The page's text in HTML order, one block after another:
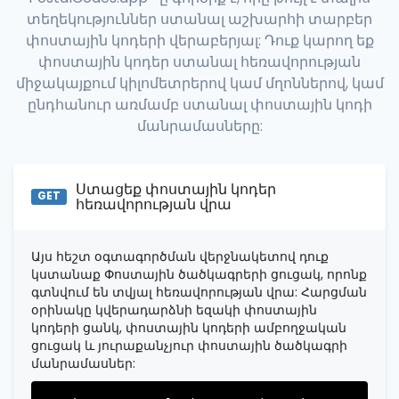
"province_code" :"003"
          },
          {
"postal_code":"07020",
"country_code" : "US",
"city": "Edgewater"
,
"state": "New Jersey" ,
"state_code":"NJ",
          {
"postal_code":"07022"
"state":"New Jersey",
"state_code" : "NJ",
"province" :"Bergen" ,
"province_code": "003"
          },
          {
"postal_code":"07024",
"country_code"
"city":"Fort Lee",
տեղեկություններ ստանալ աշխարհի տարբեր
փոստային կոդերի վերաբերյալ: Դուք կարող եք
փոստային կոդեր ստանալ հեռավորության
միջակայքում կիլոմետրերով կամ մղոններով, կամ
ընդհանուր առմամբ ստանալ փոստային կոդի
մանրամասները:
GET Ստացեք փոստային կոդեր
հեռավորության վրա
Այս հեշտ օգտագործման վերջնակետով դուք
կստանաք Փոստային ծածկագրերի ցուցակ, որոնք
գտնվում են տվյալ հեռավորության վրա: Հարցման
օրինակը կվերադարձնի եզակի փոստային
կոդերի ցանկ, փոստային կոդերի ամբողջական
ցուցակ և յուրաքանչյուր փոստային ծածկագրի
մանրամասներ: